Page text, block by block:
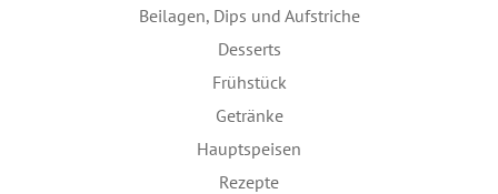
Beilagen, Dips und Aufstriche
Desserts
Frühstück
Getränke
Hauptspeisen
Rezepte